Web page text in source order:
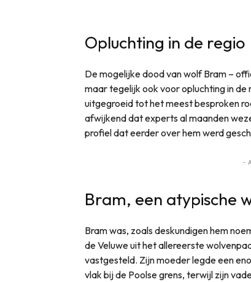
Opluchting in de regio
De mogelijke dood van wolf Bram –
maar tegelijk ook voor opluchting in
uitgegroeid tot het meest besproken
afwijkend dat experts al maanden
profiel dat eerder over hem werd
-
Bram, een atypische
Bram was, zoals deskundigen hem
de Veluwe uit het allereerste
vastgesteld. Zijn moeder legde een
vlak bij de Poolse grens, terwijl zijn